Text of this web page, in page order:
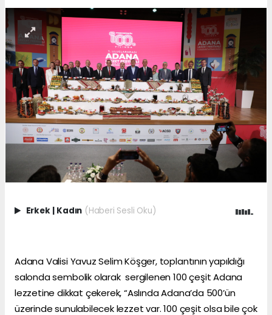
Erkek | Kadın (Haberi Sesli Oku)
Adana Valisi Yavuz Selim Köşger, toplantının yapıldığı
salonda sembolik olarak sergilenen 100 çeşit Adana
lezzetine dikkat çekerek, “Aslında Adana’da 500’ün
üzerinde sunulabilecek lezzet var. 100 çeşit olsa bile çok